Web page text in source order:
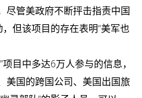
管美政府不断抨击指责中国
但该项目的存在表明“美军也
目中多达6万人参与的信息，
美国的跨国公司、美国出国旅